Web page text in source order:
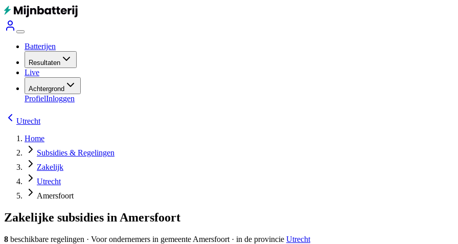
Batterijen
Resultaten
Live
Achtergrond
ProfielInloggen
Utrecht
Home
Subsidies & Regelingen
Zakelijk
Utrecht
Amersfoort
Zakelijke subsidies in Amersfoort
8 beschikbare regelingen · Voor ondernemers in gemeente Amersfoort · in de provincie Utrecht